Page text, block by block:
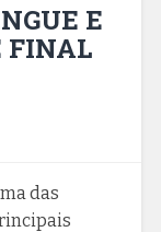
E
FINAL
das